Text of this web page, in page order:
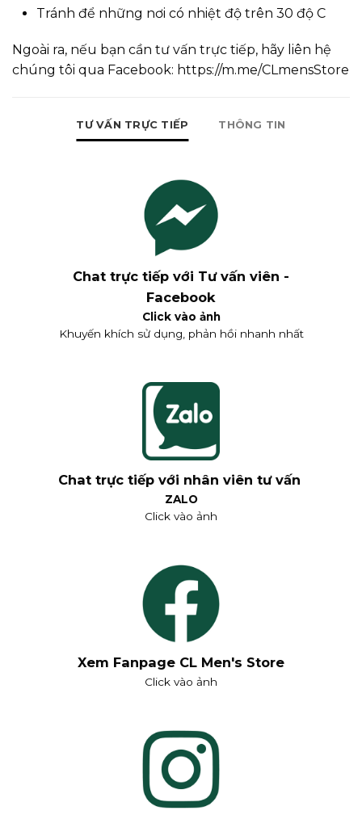
Tránh để những nơi có nhiệt độ trên 30 độ C
Ngoài ra, nếu bạn cần tư vấn trực tiếp, hãy liên hệ
chúng tôi qua Facebook: https://m.me/CLmensStore
TƯ VẤN TRỰC TIẾP THÔNG TIN
Chat trực tiếp với Tư vấn viên -
Facebook
Click vào ảnh
Khuyến khích sử dụng, phản hồi nhanh nhất
Chat trực tiếp với nhân viên tư vấn
ZALO
Click vào ảnh
Xem Fanpage CL Men's Store
Click vào ảnh